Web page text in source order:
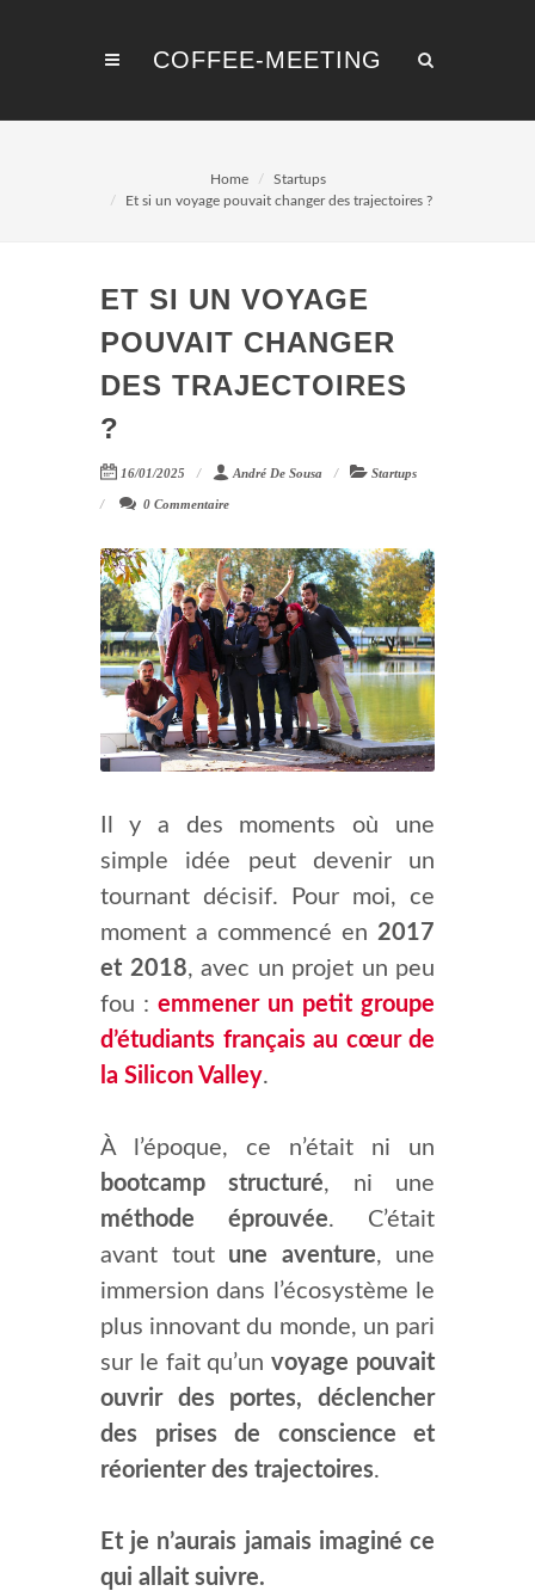
COFFEE-MEETING
Home
Startups
Et si un voyage pouvait changer des trajectoires ?
ET SI UN VOYAGE
POUVAIT CHANGER
DES TRAJECTOIRES
?
16/01/2025 André De Sousa Startups
0 Commentaire
Il y a des moments où une
simple idée peut devenir un
tournant décisif. Pour moi, ce
moment a commencé en 2017
et 2018, avec un projet un peu
fou : emmener un petit groupe
d’étudiants français au cœur de
la Silicon Valley.
À l’époque, ce n’était ni un
bootcamp structuré, ni une
méthode éprouvée. C’était
avant tout une aventure, une
immersion dans l’écosystème le
plus innovant du monde, un pari
sur le fait qu’unvoyage pouvait
ouvrir des portes, déclencher
des prises de conscience et
réorienter des trajectoires.
Et je n’aurais jamais imaginé ce
qui allait suivre.